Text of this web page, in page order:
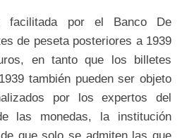
facilitada por el Banco De
de peseta posteriores a 1939
en tanto que los billetes
también pueden ser objeto
por los expertos del
las monedas, la institución
que solo se admiten las que